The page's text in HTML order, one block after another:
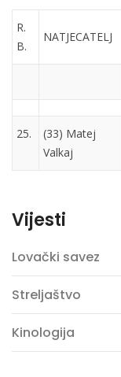
R.
B.
NATJECATELJ
25.
(33) Matej
Valkaj
Vijesti
Lovački savez
Streljaštvo
Kinologija